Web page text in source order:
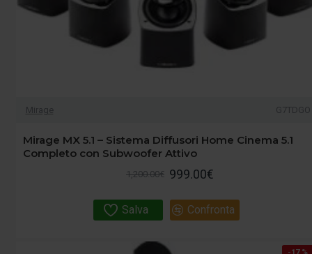
Mirage G7TDGO
Mirage MX 5.1 – Sistema Diffusori Home Cinema 5.1
Completo con Subwoofer Attivo
999.00€
1,200.00€
Salva Confronta